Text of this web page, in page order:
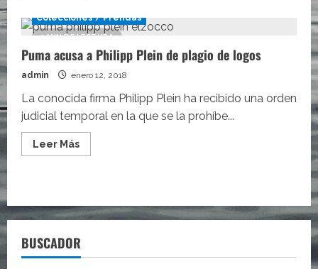
La
grave
contra
Off
White
amenaza
a
sus
productos
2 MIN DE LECTURA
Colecciones / Prendas
Puma acusa a Philipp Plein de plagio de logos
admin enero 12, 2018
La conocida firma Philipp Plein ha recibido una orden
judicial temporal en la que se la prohíbe...
Leer MásLeer
más
Philipp
Plein
plagio
BUSCADOR